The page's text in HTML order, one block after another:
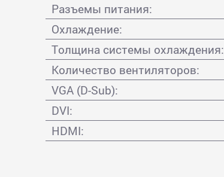
Разъемы питания:
Охлаждение:
Толщина системы охлаждения:
Количество вентиляторов:
VGA (D-Sub):
DVI:
HDMI: